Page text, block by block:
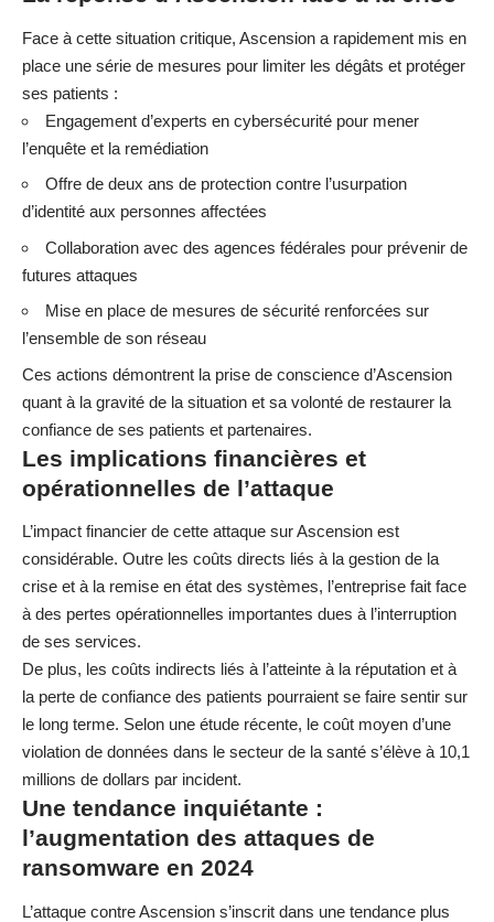
Face à cette situation critique, Ascension a rapidement mis en
place une série de mesures pour limiter les dégâts et protéger
ses patients :
Engagement d’experts en cybersécurité pour mener
l’enquête et la remédiation
Offre de deux ans de protection contre l’usurpation
d’identité aux personnes affectées
Collaboration avec des agences fédérales pour prévenir de
futures attaques
Mise en place de mesures de sécurité renforcées sur
l’ensemble de son réseau
Ces actions démontrent la prise de conscience d’Ascension
quant à la gravité de la situation et sa volonté de restaurer la
confiance de ses patients et partenaires.
Les implications financières et
opérationnelles de l’attaque
L’impact financier de cette attaque sur Ascension est
considérable. Outre les coûts directs liés à la gestion de la
crise et à la remise en état des systèmes, l’entreprise fait face
à des pertes opérationnelles importantes dues à l’interruption
de ses services.
De plus, les coûts indirects liés à l’atteinte à la réputation et à
la perte de confiance des patients pourraient se faire sentir sur
le long terme. Selon une étude récente, le coût moyen d’une
violation de données dans le secteur de la santé s’élève à 10,1
millions de dollars par incident.
Une tendance inquiétante :
l’augmentation des attaques de
ransomware en 2024
L’attaque contre Ascension s’inscrit dans une tendance plus